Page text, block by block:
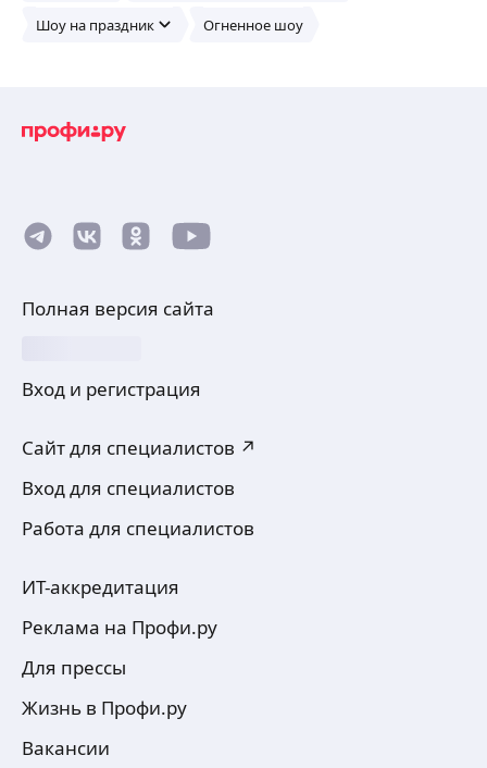
Шоу на праздник Огненное шоу
Полная версия сайта
Вход и регистрация
Сайт для специалистов ↗
Вход для специалистов
Работа для специалистов
ИТ-аккредитация
Реклама на Профи.ру
Для прессы
Жизнь в Профи.ру
Вакансии